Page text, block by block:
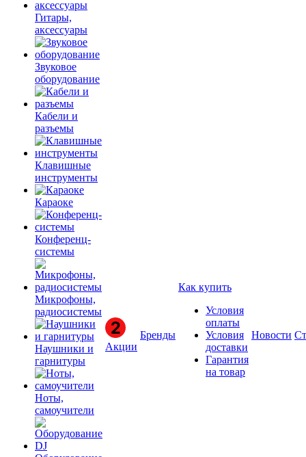
Гитары,
аксессуары
Звуковое
оборудование
Кабели и
разъемы
Клавишные
инструменты
Караоке
Конференц-
системы
Микрофоны,
радиосистемы
Наушники и
гарнитуры
Ноты,
самоучители
Акции
Бренды
Как купить
Условия
оплаты
Условия
доставки
Гарантия
на товар
Новости